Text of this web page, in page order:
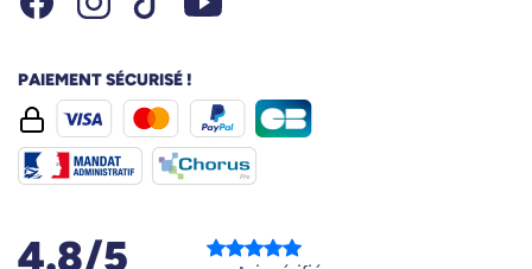
PAIEMENT SÉCURISÉ !
4.8/5